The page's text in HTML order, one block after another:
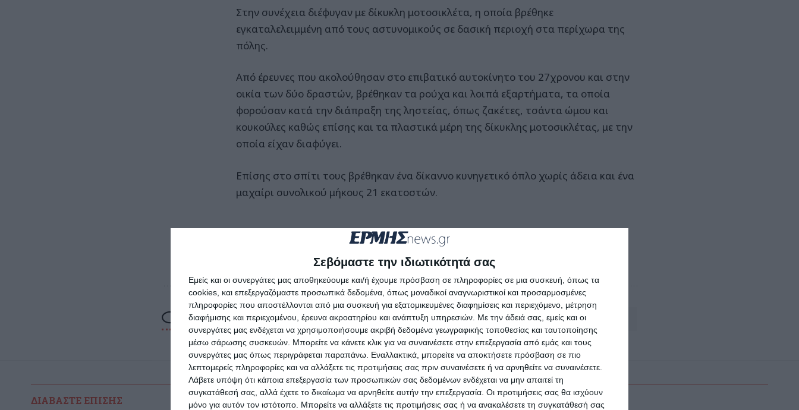
Σεβόμαστε την ιδιωτικότητά σας
Εμείς και οι συνεργάτες μας αποθηκεύουμε και/ή έχουμε πρόσβαση σε πληροφορίες σε μια συσκευή, όπως τα
cookies, και επεξεργαζόμαστε προσωπικά δεδομένα, όπως μοναδικοί αναγνωριστικοί και προσαρμοσμένες
πληροφορίες που αποστέλλονται από μια συσκευή για εξατομικευμένες διαφημίσεις και περιεχόμενο, μέτρηση
διαφήμισης και περιεχομένου, έρευνα ακροατηρίου και ανάπτυξη υπηρεσιών. Με την άδειά σας, εμείς και οι
συνεργάτες μας ενδέχεται να χρησιμοποιήσουμε ακριβή δεδομένα γεωγραφικής τοποθεσίας και ταυτοποίησης
μέσω σάρωσης συσκευών. Μπορείτε να κάνετε κλικ για να συναινέσετε στην επεξεργασία από εμάς και τους
συνεργάτες μας όπως περιγράφεται παραπάνω. Εναλλακτικά, μπορείτε να αποκτήσετε πρόσβαση σε πιο
λεπτομερείς πληροφορίες και να αλλάξετε τις προτιμήσεις σας πριν συναινέσετε ή να αρνηθείτε να συναινέσετε.
Λάβετε υπόψη ότι κάποια επεξεργασία των προσωπικών σας δεδομένων ενδέχεται να μην απαιτεί τη
συγκατάθεσή σας, αλλά έχετε το δικαίωμα να αρνηθείτε αυτήν την επεξεργασία. Οι προτιμήσεις σας θα ισχύουν
μόνο για αυτόν τον ιστότοπο. Μπορείτε να αλλάξετε τις προτιμήσεις σας ή να ανακαλέσετε τη συγκατάθεσή σας
Στην συνέχεια διέφυγαν με δίκυκλη μοτοσικλέτα, η οποία βρέθηκε
εγκαταλελειμμένη από τους αστυνομικούς σε δασική περιοχή στα περίχωρα της
πόλης.
Από έρευνες που ακολούθησαν στο επιβατικό αυτοκίνητο του 27χρονου και στην
οικία των δύο δραστών, βρέθηκαν τα ρούχα και λοιπά εξαρτήματα, τα οποία
φορούσαν κατά την διάπραξη της ληστείας, όπως ζακέτες, τσάντα ώμου και
κουκούλες καθώς επίσης και τα πλαστικά μέρη της δίκυκλης μοτοσικλέτας, με την
οποία είχαν διαφύγει.
Επίσης στο σπίτι τους βρέθηκαν ένα δίκαννο κυνηγετικό όπλο χωρίς άδεια και ένα
μαχαίρι συνολικού μήκους 21 εκατοστών.
Αφήστε ένα σχόλιο
ΔΙΑΒΆΣΤΕ ΕΠΊΣΗΣ